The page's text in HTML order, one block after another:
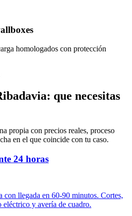
homologados con protección
: que necesitas
propia con precios reales, proceso
en el que coincide con tu caso.
24 horas
con llegada en 60-90 minutos. Cortes,
y avería de cuadro.